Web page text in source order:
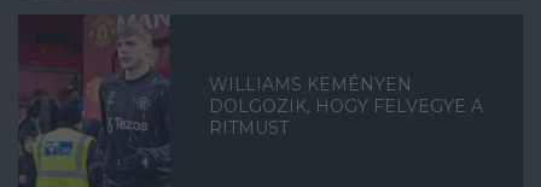
WILLIAMS KEMÉNYEN
DOLGOZIK, HOGY FELVEGYE A
RITMUST